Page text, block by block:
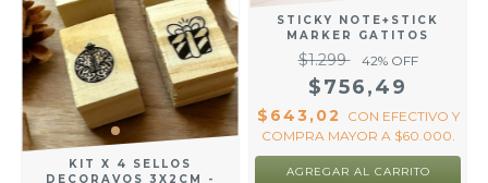
KIT X 4 SELLOS
DECORAVOS 3X2CM -
STICKY NOTE+STICK
MARKER GATITOS
$1.299 42% OFF
$756,49
$643,02 CON EFECTIVO Y
COMPRA MAYOR A $60.000.